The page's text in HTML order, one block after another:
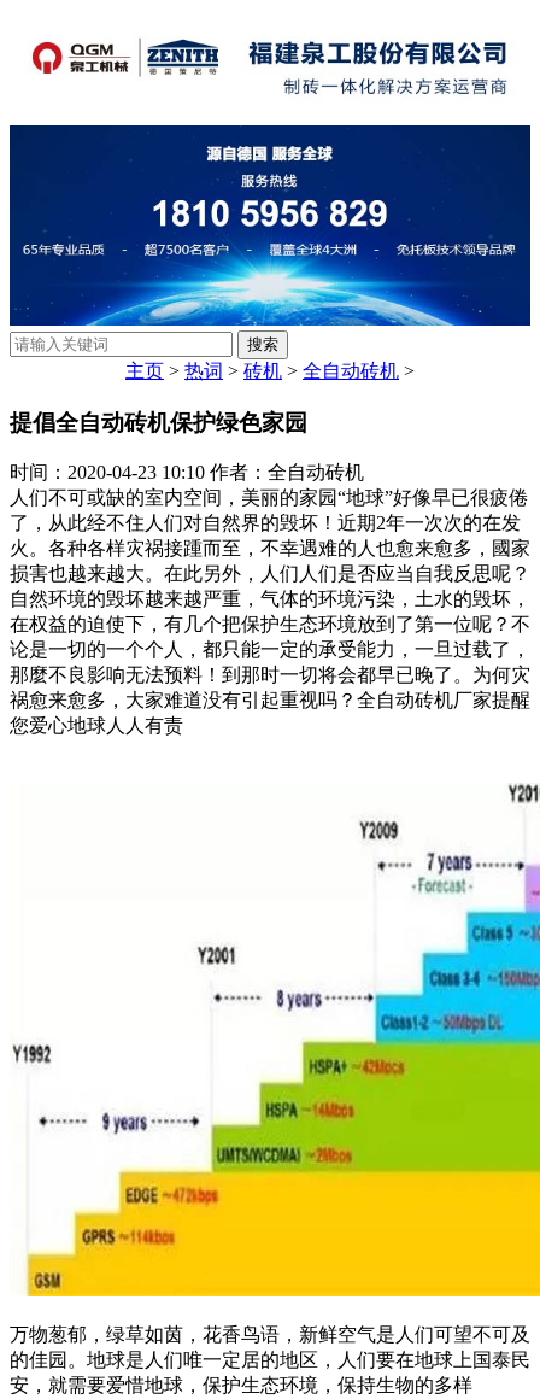
主页 > 热词 > 砖机 > 全自动砖机 >
提倡全自动砖机保护绿色家园
时间：2020-04-23 10:10 作者：全自动砖机
人们不可或缺的室内空间，美丽的家园“地球”好像早已很疲倦
了，从此经不住人们对自然界的毁坏！近期2年一次次的在发
火。各种各样灾祸接踵而至，不幸遇难的人也愈来愈多，國家
损害也越来越大。在此另外，人们人们是否应当自我反思呢？
自然环境的毁坏越来越严重，气体的环境污染，土水的毁坏，
在权益的迫使下，有几个把保护生态环境放到了第一位呢？不
论是一切的一个个人，都只能一定的承受能力，一旦过载了，
那麼不良影响无法预料！到那时一切将会都早已晚了。为何灾
祸愈来愈多，大家难道没有引起重视吗？全自动砖机厂家提醒
您爱心地球人人有责
万物葱郁，绿草如茵，花香鸟语，新鲜空气是人们可望不可及
的佳园。地球是人们唯一定居的地区，人们要在地球上国泰民
安，就需要爱惜地球，保护生态环境，保持生物的多样